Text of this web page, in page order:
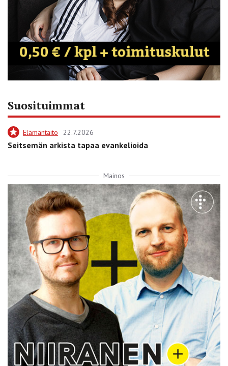
Suosituimmat
Elämäntaito 22.7.2026
Seitsemän arkista tapaa evankelioida
Mainos